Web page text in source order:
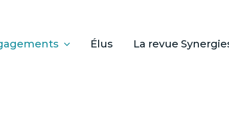
Élus La revue